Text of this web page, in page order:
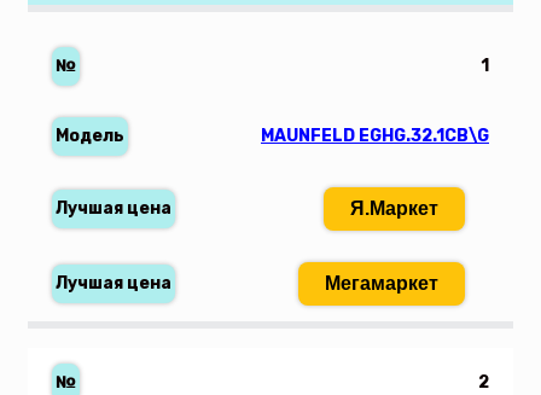
1
MAUNFELD EGHG.32.1CB\G
Я.Маркет
Мегамаркет
2